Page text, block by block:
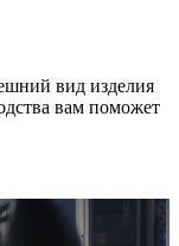
вид изделия
вам поможет